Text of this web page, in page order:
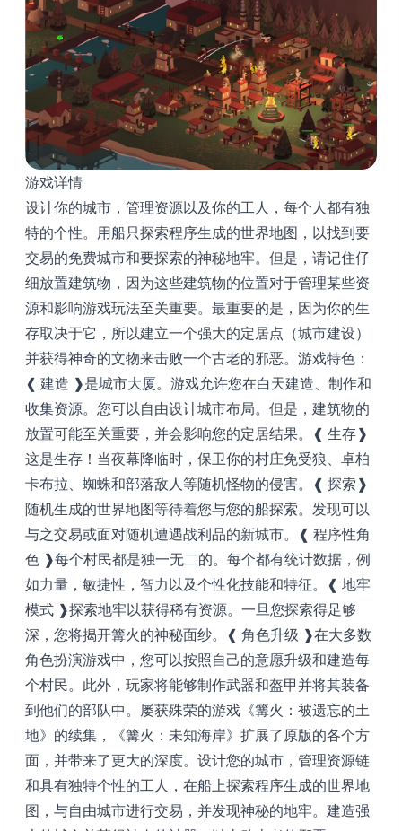
游戏详情
设计你的城市，管理资源以及你的工人，每个人都有独
特的个性。用船只探索程序生成的世界地图，以找到要
交易的免费城市和要探索的神秘地牢。但是，请记住仔
细放置建筑物，因为这些建筑物的位置对于管理某些资
源和影响游戏玩法至关重要。最重要的是，因为你的生
存取决于它，所以建立一个强大的定居点（城市建设）
并获得神奇的文物来击败一个古老的邪恶。游戏特色：
❰ 建造 ❱是城市大厦。游戏允许您在白天建造、制作和
收集资源。您可以自由设计城市布局。但是，建筑物的
放置可能至关重要，并会影响您的定居结果。❰ 生存❱
这是生存！当夜幕降临时，保卫你的村庄免受狼、卓柏
卡布拉、蜘蛛和部落敌人等随机怪物的侵害。❰ 探索❱
随机生成的世界地图等待着您与您的船探索。发现可以
与之交易或面对随机遭遇战利品的新城市。❰ 程序性角
色 ❱每个村民都是独一无二的。每个都有统计数据，例
如力量，敏捷性，智力以及个性化技能和特征。❰ 地牢
模式 ❱探索地牢以获得稀有资源。一旦您探索得足够
深，您将揭开篝火的神秘面纱。❰ 角色升级 ❱在大多数
角色扮演游戏中，您可以按照自己的意愿升级和建造每
个村民。此外，玩家将能够制作武器和盔甲并将其装备
到他们的部队中。屡获殊荣的游戏《篝火：被遗忘的土
地》的续集，《篝火：未知海岸》扩展了原版的各个方
面，并带来了更大的深度。设计您的城市，管理资源链
和具有独特个性的工人，在船上探索程序生成的世界地
图，与自由城市进行交易，并发现神秘的地牢。建造强